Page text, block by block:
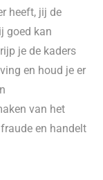
heeft, jij de
goed kan
je de kaders
en houd je er
van het
en handelt